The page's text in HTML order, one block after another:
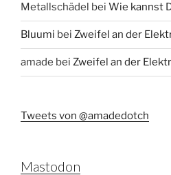
Metallschädel bei Wie kannst
Bluumi bei Zweifel an der
amade bei Zweifel an der
Tweets von @amadedotch
Mastodon